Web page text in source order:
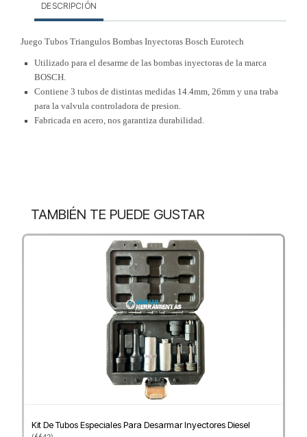
DESCRIPCIÓN
Juego Tubos Triangulos Bombas Inyectoras Bosch Eurotech
Utilizado para el desarme de las bombas inyectoras de la marca
BOSCH.
Contiene 3 tubos de distintas medidas 14.4mm, 26mm y una traba
para la valvula controladora de presion.
Fabricada en acero, nos garantiza durabilidad.
TAMBIÉN TE PUEDE GUSTAR
Kit De Tubos Especiales Para Desarmar Inyectores Diesel